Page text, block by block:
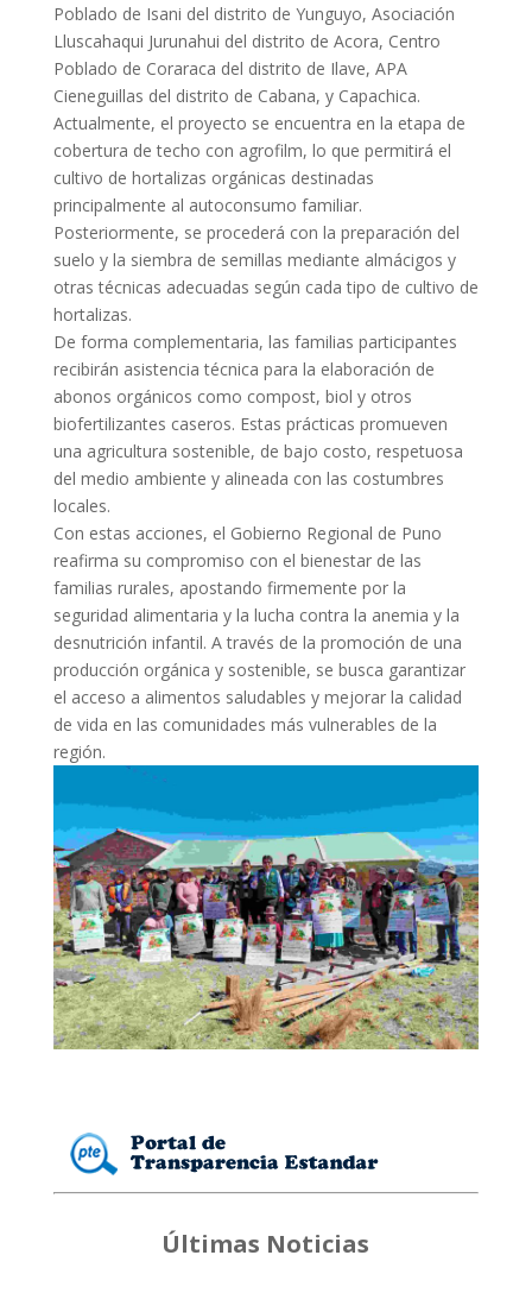
Poblado de Isani del distrito de Yunguyo, Asociación
Lluscahaqui Jurunahui del distrito de Acora, Centro
Poblado de Coraraca del distrito de Ilave, APA
Cieneguillas del distrito de Cabana, y Capachica.
Actualmente, el proyecto se encuentra en la etapa de
cobertura de techo con agrofilm, lo que permitirá el
cultivo de hortalizas orgánicas destinadas
principalmente al autoconsumo familiar.
Posteriormente, se procederá con la preparación del
suelo y la siembra de semillas mediante almácigos y
otras técnicas adecuadas según cada tipo de cultivo de
hortalizas.
De forma complementaria, las familias participantes
recibirán asistencia técnica para la elaboración de
abonos orgánicos como compost, biol y otros
biofertilizantes caseros. Estas prácticas promueven
una agricultura sostenible, de bajo costo, respetuosa
del medio ambiente y alineada con las costumbres
locales.
Con estas acciones, el Gobierno Regional de Puno
reafirma su compromiso con el bienestar de las
familias rurales, apostando firmemente por la
seguridad alimentaria y la lucha contra la anemia y la
desnutrición infantil. A través de la promoción de una
producción orgánica y sostenible, se busca garantizar
el acceso a alimentos saludables y mejorar la calidad
de vida en las comunidades más vulnerables de la
región.
Últimas Noticias